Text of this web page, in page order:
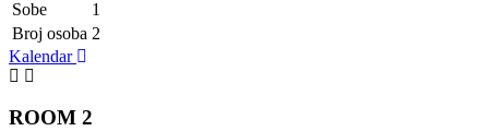
Sobe
1
Broj osoba 2
Kalendar
ROOM 2